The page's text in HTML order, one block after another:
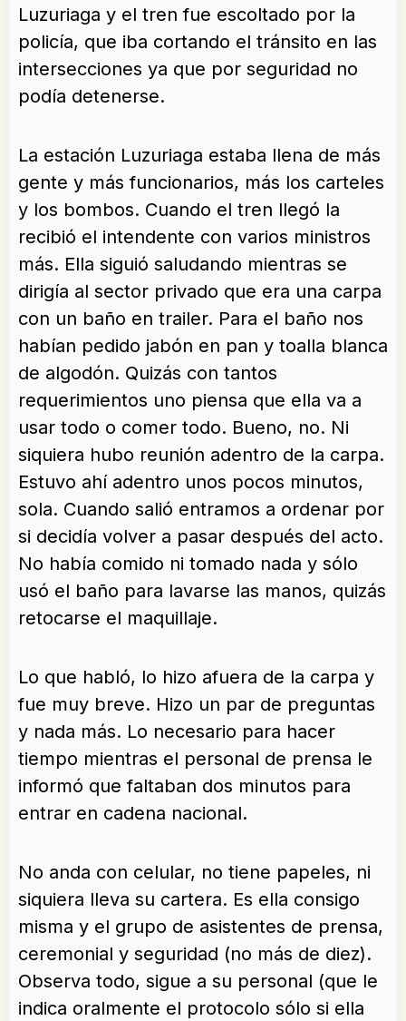
Luzuriaga y el tren fue escoltado por la
policía, que iba cortando el tránsito en las
intersecciones ya que por seguridad no
podía detenerse.
La estación Luzuriaga estaba llena de más
gente y más funcionarios, más los carteles
y los bombos. Cuando el tren llegó la
recibió el intendente con varios ministros
más. Ella siguió saludando mientras se
dirigía al sector privado que era una carpa
con un baño en trailer. Para el baño nos
habían pedido jabón en pan y toalla blanca
de algodón. Quizás con tantos
requerimientos uno piensa que ella va a
usar todo o comer todo. Bueno, no. Ni
siquiera hubo reunión adentro de la carpa.
Estuvo ahí adentro unos pocos minutos,
sola. Cuando salió entramos a ordenar por
si decidía volver a pasar después del acto.
No había comido ni tomado nada y sólo
usó el baño para lavarse las manos, quizás
retocarse el maquillaje.
Lo que habló, lo hizo afuera de la carpa y
fue muy breve. Hizo un par de preguntas
y nada más. Lo necesario para hacer
tiempo mientras el personal de prensa le
informó que faltaban dos minutos para
entrar en cadena nacional.
No anda con celular, no tiene papeles, ni
siquiera lleva su cartera. Es ella consigo
misma y el grupo de asistentes de prensa,
ceremonial y seguridad (no más de diez).
Observa todo, sigue a su personal (que le
indica oralmente el protocolo sólo si ella